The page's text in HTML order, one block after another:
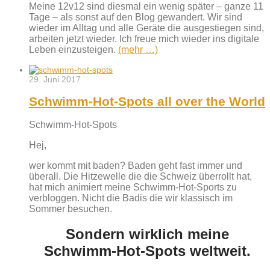
Meine 12v12 sind diesmal ein wenig später – ganze 11
Tage – als sonst auf den Blog gewandert. Wir sind
wieder im Alltag und alle Geräte die ausgestiegen sind,
arbeiten jetzt wieder. Ich freue mich wieder ins digitale
Leben einzusteigen. (mehr …)
29. Juni 2017
Schwimm-Hot-Spots all over the World
Schwimm-Hot-Spots
Hej,
wer kommt mit baden? Baden geht fast immer und
überall. Die Hitzewelle die die Schweiz überrollt hat,
hat mich animiert meine Schwimm-Hot-Sports zu
verbloggen. Nicht die Badis die wir klassisch im
Sommer besuchen.
Sondern wirklich meine
Schwimm-Hot-Spots weltweit.